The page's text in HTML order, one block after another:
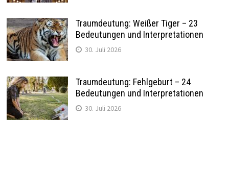
Traumdeutung: Weißer Tiger – 23
Bedeutungen und Interpretationen
30. Juli 2026
Traumdeutung: Fehlgeburt – 24
Bedeutungen und Interpretationen
30. Juli 2026